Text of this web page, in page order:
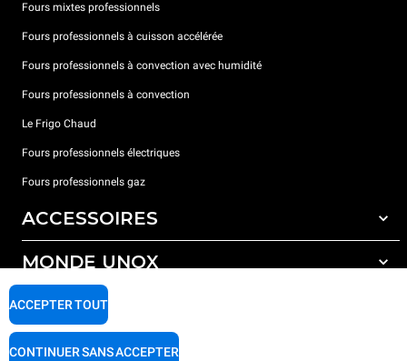
Fours mixtes professionnels
Fours professionnels à cuisson accélérée
Fours professionnels à convection avec humidité
Fours professionnels à convection
Le Frigo Chaud
Fours professionnels électriques
Fours professionnels gaz
ACCESSOIRES
Tous les accessoires
Détergents pour lavage automatique
Détergents pour lavage manuel
Traitement de l'eau avec filtres à résine
MONDE UNOX
Nos bureaux dans le monde
SUPPORT
Garantie Unox
ACCEPTER TOUT
CONTINUER SANS ACCEPTER